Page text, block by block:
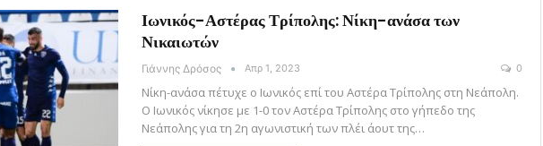
Ιωνικός-Αστέρας Τρίπολης: Νίκη-ανάσα των
Νικαιωτών
Γιάννης Δρόσος Απρ 1, 2023 0
Νίκη-ανάσα πέτυχε ο Ιωνικός επί του Αστέρα Τρίπολης στη Νεάπολη.
Ο Ιωνικός νίκησε με 1-0 τον Αστέρα Τρίπολης στο γήπεδο της
Νεάπολης για τη 2η αγωνιστική των πλέι άουτ της…